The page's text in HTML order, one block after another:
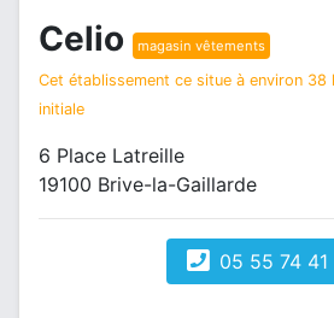
Celio magasin vêtements
Cet établissement ce situe à environ
initiale
6 Place Latreille
19100 Brive-la-Gaillarde
05 55 74 41